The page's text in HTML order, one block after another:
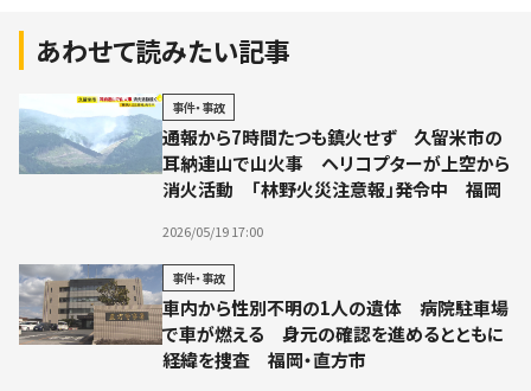
あわせて読みたい記事
事件・事故
通報から7時間たつも鎮火せず 久留米市の
耳納連山で山火事 ヘリコプターが上空から
消火活動 「林野火災注意報」発令中 福岡
2026/05/19 17:00
事件・事故
車内から性別不明の1人の遺体 病院駐車場
で車が燃える 身元の確認を進めるとともに
経緯を捜査 福岡・直方市